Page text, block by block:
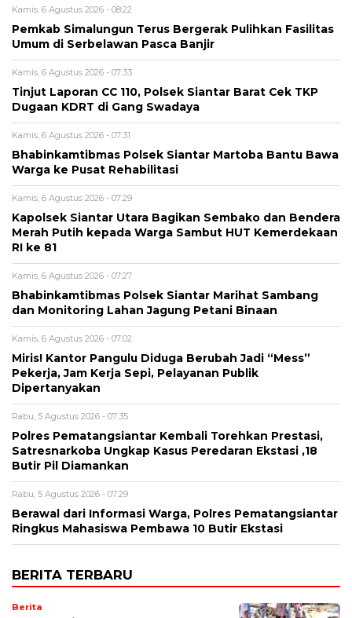
Kamis, 6 Agustus 2026 - 08:22
Pemkab Simalungun Terus Bergerak Pulihkan Fasilitas
Umum di Serbelawan Pasca Banjir
Kamis, 6 Agustus 2026 - 07:33
Tinjut Laporan CC 110, Polsek Siantar Barat Cek TKP
Dugaan KDRT di Gang Swadaya
Kamis, 6 Agustus 2026 - 07:31
Bhabinkamtibmas Polsek Siantar Martoba Bantu Bawa
Warga ke Pusat Rehabilitasi
Kamis, 6 Agustus 2026 - 07:29
Kapolsek Siantar Utara Bagikan Sembako dan Bendera
Merah Putih kepada Warga Sambut HUT Kemerdekaan
RI ke 81
Kamis, 6 Agustus 2026 - 07:27
Bhabinkamtibmas Polsek Siantar Marihat Sambang
dan Monitoring Lahan Jagung Petani Binaan
Kamis, 6 Agustus 2026 - 07:02
Miris! Kantor Pangulu Diduga Berubah Jadi “Mess”
Pekerja, Jam Kerja Sepi, Pelayanan Publik
Dipertanyakan
Rabu, 5 Agustus 2026 - 07:35
Polres Pematangsiantar Kembali Torehkan Prestasi,
Satresnarkoba Ungkap Kasus Peredaran Ekstasi ,18
Butir Pil Diamankan
Rabu, 5 Agustus 2026 - 07:29
Berawal dari Informasi Warga, Polres Pematangsiantar
Ringkus Mahasiswa Pembawa 10 Butir Ekstasi
BERITA TERBARU
Berita